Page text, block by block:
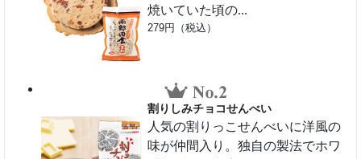
焼いていた頃の...
279円（税込）
割りしみチョコせんべい
人気の割りっこせんべいに洋風の
味が仲間入り。独自の製法でホワ